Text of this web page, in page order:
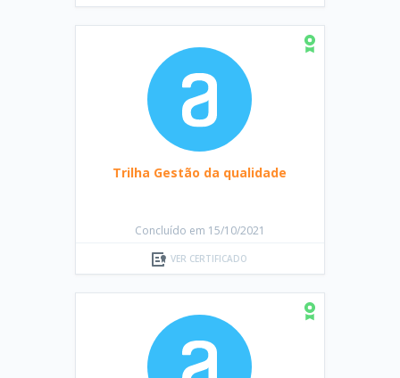
Trilha Gestão da qualidade
Concluído em 15/10/2021
VER CERTIFICADO